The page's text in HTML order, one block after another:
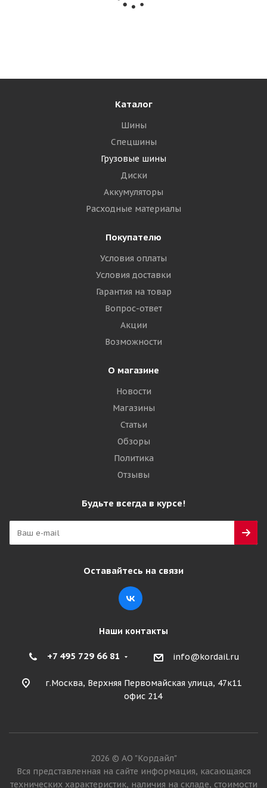
Triangle TR691 12/0 R24 160/157F PR20 Ведущая
Каталог
Шины
Спецшины
Грузовые шины
Диски
Аккумуляторы
Расходные материалы
Покупателю
Условия оплаты
Условия доставки
Гарантия на товар
Вопрос-ответ
Акции
Возможности
О магазине
Новости
Магазины
Статьи
Обзоры
Политика
Отзывы
Будьте всегда в курсе!
Оставайтесь на связи
Наши контакты
+7 495 729 66 81 info@kordail.ru
г.Москва, Верхняя Первомайская улица, 47к11
офис 214
2026 © АО "Кордайл"
Вся представленная на сайте информация, касающаяся
технических характеристик, наличия на складе, стоимости